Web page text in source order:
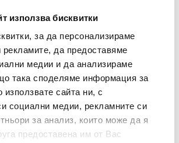
използва бисквитки
за да персонализираме
да предоставяме
медии и да анализираме
така споделяме информация за
използвате сайта ни, с
социални медии, рекламните си
за анализ, които може да я
предоставена им от Вас
дърворезбари и на
дърво, използвано за
в своята асиметрия,
минималистичния стил на
включва пет маски:
Offspring, Sunrise и Toucan.
global tradition of mask-making,
Stefan Schöning has now
ЗА МАСАТА
ТЕКСТИЛ ЗА ДОМА
АРОМАТИ ЗА ДОМА
ИЗКУСТВО И КНИГИ
ВИСОК КЛАС
BACCARAT
TOM DIXON
MICHAEL ARAM
ASSOULINE
SELETTI